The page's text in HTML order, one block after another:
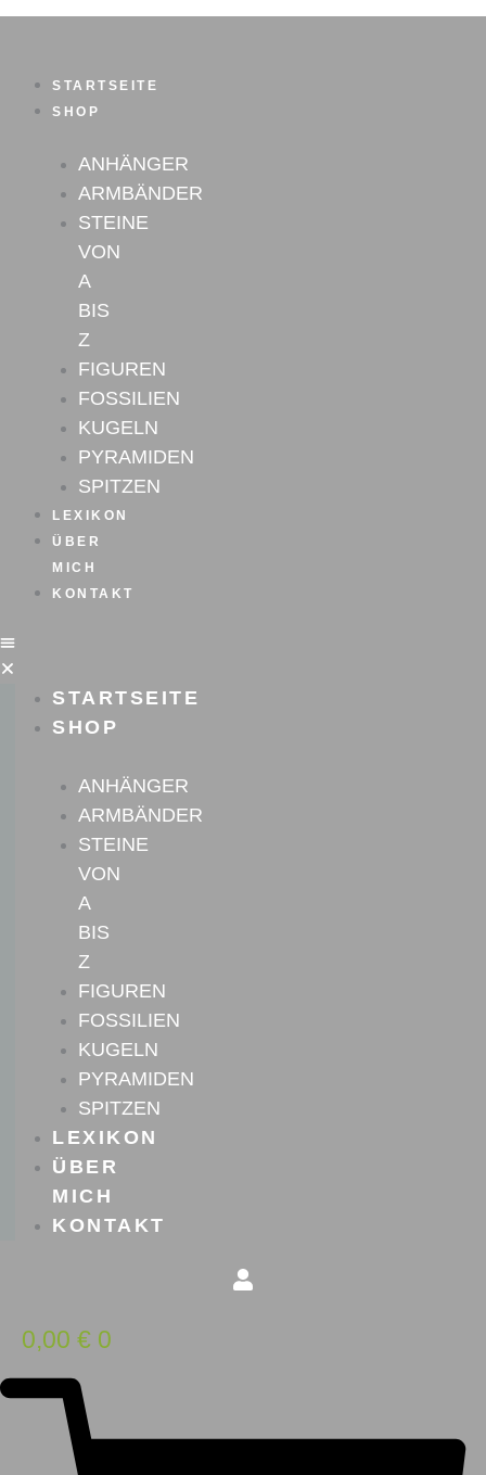
STARTSEITE
SHOP
ANHÄNGER
ARMBÄNDER
STEINE
VON
A
BIS
Z
FIGUREN
FOSSILIEN
KUGELN
PYRAMIDEN
SPITZEN
LEXIKON
ÜBER
MICH
KONTAKT
STARTSEITE
SHOP
ANHÄNGER
ARMBÄNDER
STEINE
VON
A
BIS
Z
FIGUREN
FOSSILIEN
KUGELN
PYRAMIDEN
SPITZEN
LEXIKON
ÜBER
MICH
KONTAKT
0,00 € 0